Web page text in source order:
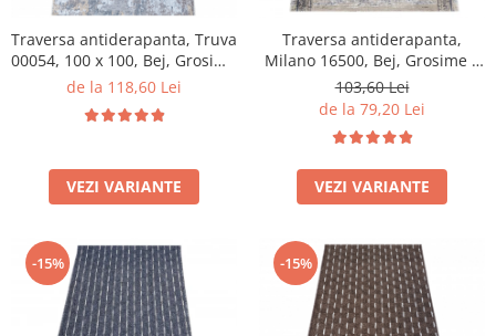
Traversa antiderapanta, Truva
00054, 100 x 100, Bej, Grosime
5 mm
de la 118,60 Lei
VEZI VARIANTE
Traversa antiderapanta,
Milano 16500, Bej, Grosime 4
mm
103,60 Lei
de la 79,20 Lei
VEZI VARIANTE
-15% -15%